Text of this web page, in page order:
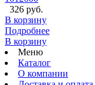
326 руб.
В корзину
Подробнее
В корзину
Меню
Каталог
О компании